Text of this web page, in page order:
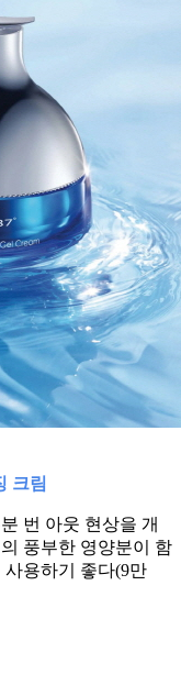
크림
번 아웃 현상을 개
풍부한 영양분이 함
용하기 좋다(9만